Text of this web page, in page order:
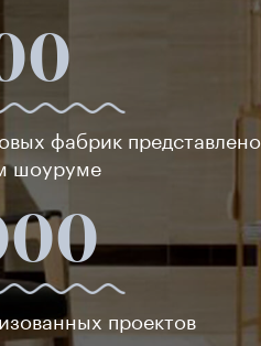
фабрик представлено
шоуруме
проектов